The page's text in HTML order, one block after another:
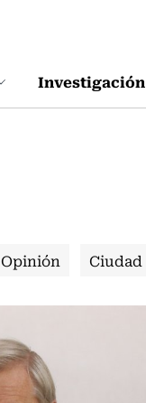
Investigación
Opinión Ciudad